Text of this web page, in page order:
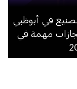
في أبوظبي
مهمة في